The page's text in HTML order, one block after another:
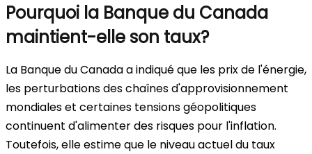
Pourquoi la Banque du Canada
maintient-elle son taux?
La Banque du Canada a indiqué que les prix de l'énergie,
les perturbations des chaînes d'approvisionnement
mondiales et certaines tensions géopolitiques
continuent d'alimenter des risques pour l'inflation.
Toutefois, elle estime que le niveau actuel du taux